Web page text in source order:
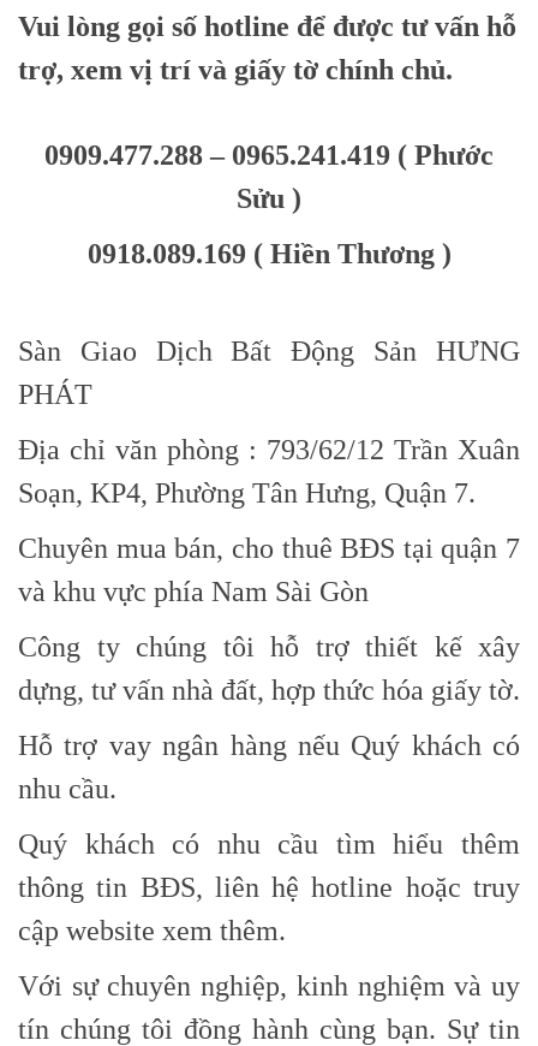
Vui lòng gọi số hotline để được tư vấn hỗ
trợ, xem vị trí và giấy tờ chính chủ.
0909.477.288 – 0965.241.419 ( Phước
Sửu )
0918.089.169 ( Hiền Thương )
Sàn Giao Dịch Bất Động Sản HƯNG
PHÁT
Địa chỉ văn phòng : 793/62/12 Trần Xuân
Soạn, KP4, Phường Tân Hưng, Quận 7.
Chuyên mua bán, cho thuê BĐS tại quận 7
và khu vực phía Nam Sài Gòn
Công ty chúng tôi hỗ trợ thiết kế xây
dựng, tư vấn nhà đất, hợp thức hóa giấy tờ.
Hỗ trợ vay ngân hàng nếu Quý khách có
nhu cầu.
Quý khách có nhu cầu tìm hiểu thêm
thông tin BĐS, liên hệ hotline hoặc truy
cập website xem thêm.
Với sự chuyên nghiệp, kinh nghiệm và uy
tín chúng tôi đồng hành cùng bạn. Sự tin